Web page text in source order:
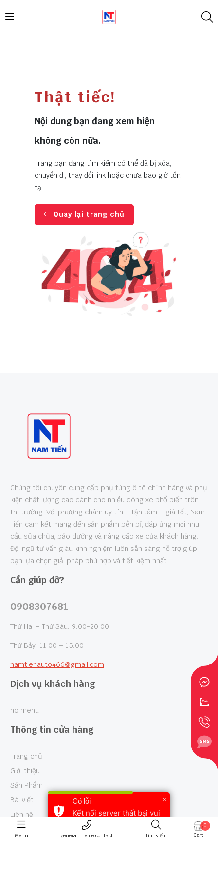
Menu general.theme.contact Tìm kiếm
0
Cart
Thật tiếc!
Nội dung bạn đang xem hiện
không còn nữa.
Trang bạn đang tìm kiếm có thể đã bị xóa,
chuyển đi, thay đổi link hoặc chưa bao giờ tồn
tại.
Quay lại trang chủ
Chúng tôi chuyên cung cấp phụ tùng ô tô chính hãng và phụ
kiện chất lượng cao dành cho nhiều dòng xe phổ biến trên
thị trường. Với phương châm uy tín – tận tâm – giá tốt, Nam
Tiến cam kết mang đến sản phẩm bền bỉ, đáp ứng mọi nhu
cầu sửa chữa, bảo dưỡng và nâng cấp xe của khách hàng.
Đội ngũ tư vấn giàu kinh nghiệm luôn sẵn sàng hỗ trợ giúp
bạn lựa chọn giải pháp phù hợp và tiết kiệm nhất.
Cần giúp đỡ?
0908307681
Thứ Hai – Thứ Sáu: 9:00-20:00
Thứ Bảy: 11:00 – 15:00
namtienauto466@gmail.com
Dịch vụ khách hàng
no menu
Thông tin cửa hàng
Trang chủ
Giới thiệu
Sản Phẩm
Bài viết
Liên hệ
×
Có lỗi
Kết nối server thất bại vui
lòng thử lại